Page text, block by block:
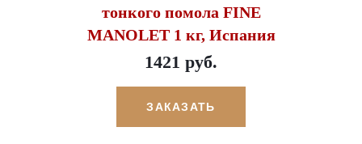
тонкого помола FINE
MANOLET 1 кг, Испания
1421 руб.
ЗАКАЗАТЬ